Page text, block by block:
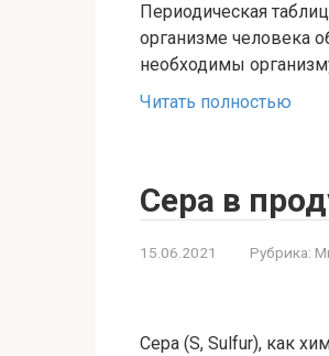
Периодическая
организме человека
необходимы
Читать полностью
Сера в
15.06.2021 Рубрика:
Сера (S, Sulfur), как